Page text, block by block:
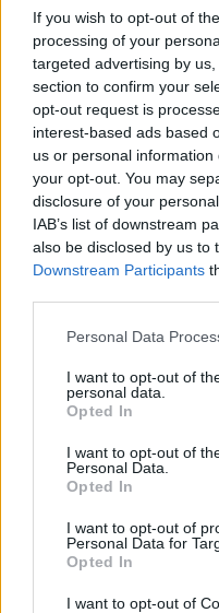
If you wish to opt-out of
processing of your
targeted advertising by
section to confirm your
opt-out request is
interest-based ads based
us or personal
your opt-out. You may
disclosure of your
IAB’s list of downstream
also be disclosed by us to
Downstream Participants
Please note that this
not limited to your visit or
grant or deny consent to
use your data for below
consent section.
Personal Data
I want to opt-out of
personal data.
Opted In
I want to opt-out of
Personal Data.
Opted In
I want to opt-out of
Personal Data for
Opted In
I want to opt-out of
k
NOTIZIE RECENTI
Film
Costa
Porto
nell’estate
Controlli
in Europa:
pe…
Incendi, a
l’inaugurazione
Andrea Mura